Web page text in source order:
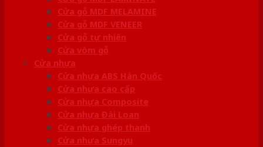
Cửa gỗ MDF MELAMINE
Cửa gỗ MDF VENEER
Cửa gỗ tự nhiên
Cửa vòm gỗ
Cửa nhựa
Cửa nhựa ABS Hàn Quốc
Cửa nhựa cao cấp
Cửa nhựa Composite
Cửa nhựa Đài Loan
Cửa nhựa ghép thanh
Cửa nhựa Sungyu